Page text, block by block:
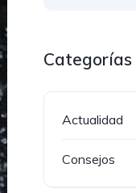
Categorías
Actualidad
Consejos